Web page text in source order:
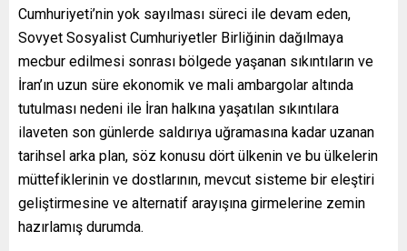
Cumhuriyeti’nin yok sayılması süreci ile devam eden,
Sovyet Sosyalist Cumhuriyetler Birliğinin dağılmaya
mecbur edilmesi sonrası bölgede yaşanan sıkıntıların ve
İran’ın uzun süre ekonomik ve mali ambargolar altında
tutulması nedeni ile İran halkına yaşatılan sıkıntılara
ilaveten son günlerde saldırıya uğramasına kadar uzanan
tarihsel arka plan, söz konusu dört ülkenin ve bu ülkelerin
müttefiklerinin ve dostlarının, mevcut sisteme bir eleştiri
geliştirmesine ve alternatif arayışına girmelerine zemin
hazırlamış durumda.